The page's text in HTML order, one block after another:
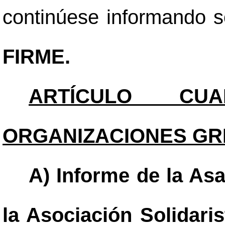
continúese informando
FIRME.
ARTÍCULO
ORGANIZACIONES
A) Informe de la
la Asociación